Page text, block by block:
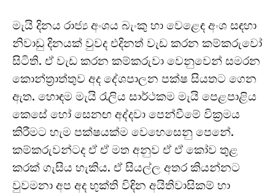
මැයි දිනය රාජ්‍ය අංශය බැංකු හා වෙළෙඳ අංශ සඳහා
නිවාඩු දිනයක් වුවද එදිනත් වැඩ කරන කම්කරුවෝ
සිටිති. ඒ වැඩ කරන කම්කරුවා වෙනුවෙන් සමරන
කොන්ත්‍රාත්තුව අද දේශපාලන පක්ෂ සියතට ගෙන
ඇත. හොඳම මැයි රැලිය සාර්ථකම මැයි පෙළපාළිය
කෙසේ හෝ සෙනඟ අද්දවා පෙන්වීමේ වික්‍රමය
කිරීමට හැම පක්ෂයක්ම වෙහෙසෙනු පෙනේ.
කම්කරුවන්ටද ඒ ඒ මත අනුව ඒ ඒ කෝව තුළ
කරක් ගැසිය හැකිය. ඒ සියල්ල අතර කියන්නට
වුවමනා අප අද භුක්ති විඳින අයිතිවාසිකම් හා